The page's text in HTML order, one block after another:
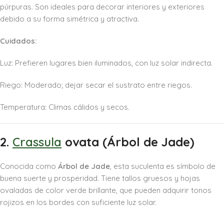
púrpuras. Son ideales para decorar interiores y exteriores
debido a su forma simétrica y atractiva.
Cuidados:
Luz: Prefieren lugares bien iluminados, con luz solar indirecta.
Riego: Moderado; dejar secar el sustrato entre riegos.
Temperatura: Climas cálidos y secos.
2. Crassula ovata (Árbol de Jade)
Conocida como Árbol de Jade, esta suculenta es símbolo de
buena suerte y prosperidad. Tiene tallos gruesos y hojas
ovaladas de color verde brillante, que pueden adquirir tonos
rojizos en los bordes con suficiente luz solar.